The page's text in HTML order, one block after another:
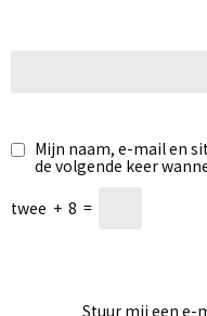
Mijn naam, e-mail en
de volgende keer
twee + 8 =
Stuur mij een e-